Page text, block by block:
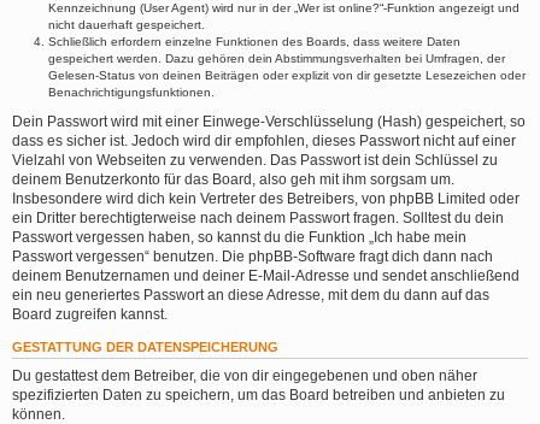
Kennzeichnung (User Agent) wird nur in der „Wer ist online?“-Funktion angezeigt und
nicht dauerhaft gespeichert.
Schließlich erfordern einzelne Funktionen des Boards, dass weitere Daten
gespeichert werden. Dazu gehören dein Abstimmungsverhalten bei Umfragen, der
Gelesen-Status von deinen Beiträgen oder explizit von dir gesetzte Lesezeichen oder
Benachrichtigungsfunktionen.
Dein Passwort wird mit einer Einwege-Verschlüsselung (Hash) gespeichert, so
dass es sicher ist. Jedoch wird dir empfohlen, dieses Passwort nicht auf einer
Vielzahl von Webseiten zu verwenden. Das Passwort ist dein Schlüssel zu
deinem Benutzerkonto für das Board, also geh mit ihm sorgsam um.
Insbesondere wird dich kein Vertreter des Betreibers, von phpBB Limited oder
ein Dritter berechtigterweise nach deinem Passwort fragen. Solltest du dein
Passwort vergessen haben, so kannst du die Funktion „Ich habe mein
Passwort vergessen“ benutzen. Die phpBB-Software fragt dich dann nach
deinem Benutzernamen und deiner E-Mail-Adresse und sendet anschließend
ein neu generiertes Passwort an diese Adresse, mit dem du dann auf das
Board zugreifen kannst.
GESTATTUNG DER DATENSPEICHERUNG
Du gestattest dem Betreiber, die von dir eingegebenen und oben näher
spezifizierten Daten zu speichern, um das Board betreiben und anbieten zu
können.